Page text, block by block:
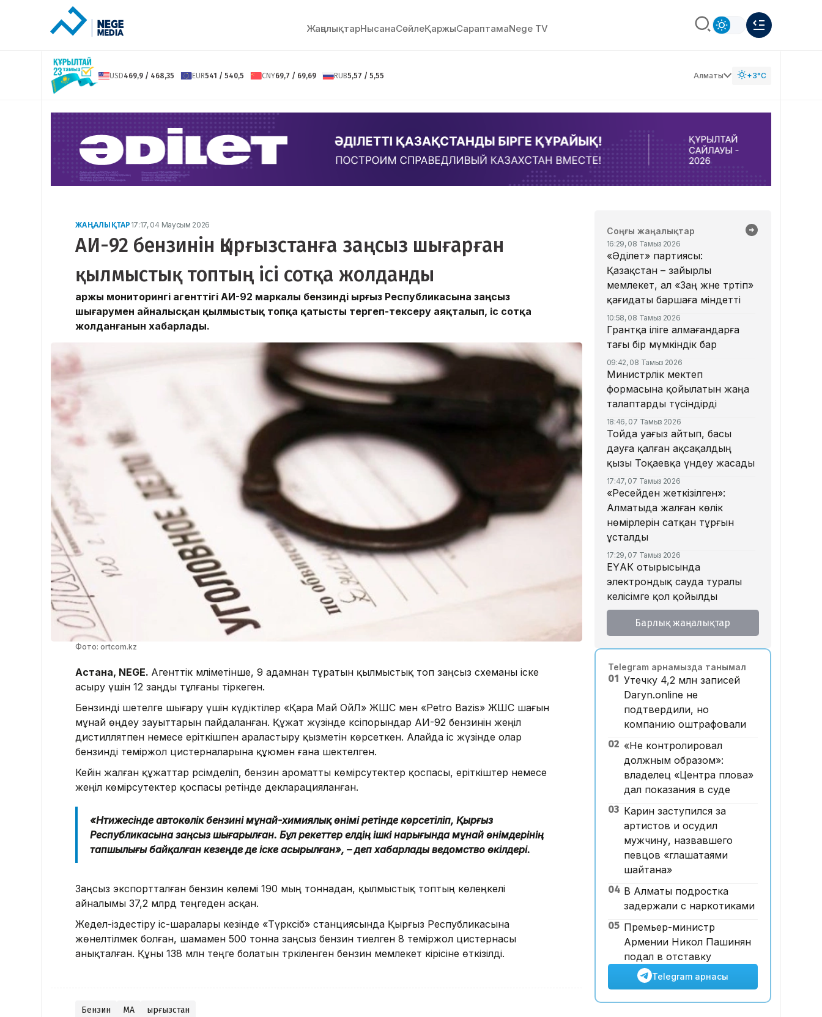
ЖаңалықтарНысанаСөйлeҚаржыСараптамаNege TV
USD469,9 / 468,35 EUR541 / 540,5 CNY69,7 / 69,69 RUB5,57 / 5,55 Алматы +3°C
ЖАҢАЛЫҚТАР 17:17, 04 Маусым 2026
АИ-92 бензинін Қырғызстанға заңсыз шығарған
қылмыстық топтың ісі сотқа жолданды
Қаржы мониторингі агенттігі АИ-92 маркалы бензинді Қырғыз Республикасына заңсыз
шығарумен айналысқан қылмыстық топқа қатысты тергеп-тексеру аяқталып, іс сотқа
жолданғанын хабарлады.
Фото: ortcom.kz
Астана, NEGE. Агенттік мәліметінше, 9 адамнан тұратын қылмыстық топ заңсыз схеманы іске
асыру үшін 12 заңды тұлғаны тіркеген.
Бензинді шетелге шығару үшін күдіктілер «Қара Май ОйЛ» ЖШС мен «Petro Bazis» ЖШС шағын
мұнай өңдеу зауыттарын пайдаланған. Құжат жүзінде кәсіпорындар АИ-92 бензинін жеңіл
дистиллятпен немесе еріткішпен араластыру қызметін көрсеткен. Алайда іс жүзінде олар
бензинді теміржол цистерналарына құюмен ғана шектелген.
Кейін жалған құжаттар рәсімделіп, бензин ароматты көмірсутектер қоспасы, еріткіштер немесе
жеңіл көмірсутектер қоспасы ретінде декларацияланған.
«Нәтижесінде автокөлік бензині мұнай-химиялық өнімі ретінде көрсетіліп, Қырғыз
Республикасына заңсыз шығарылған. Бұл әрекеттер елдің ішкі нарығында мұнай өнімдерінің
тапшылығы байқалған кезеңде де іске асырылған», – деп хабарлады ведомство өкілдері.
Заңсыз экспортталған бензин көлемі 190 мың тоннадан, қылмыстық топтың көлеңкелі
айналымы 37,2 млрд теңгеден асқан.
Жедел-іздестіру іс-шаралары кезінде «Түрксіб» станциясында Қырғыз Республикасына
жөнелтілмек болған, шамамен 500 тонна заңсыз бензин тиелген 8 теміржол цистернасы
анықталған. Құны 138 млн теңге болатын тәркіленген бензин мемлекет кірісіне өткізілді.
Бензин ҚМА Қырғызстан
Соңғы жаңалықтар
16:29, 08 Тамыз 2026
«Әділет» партиясы:
Қазақстан – зайырлы
мемлекет, ал «Заң және тәртіп»
қағидаты баршаға міндетті
10:58, 08 Тамыз 2026
Грантқа іліге алмағандарға
тағы бір мүмкіндік бар
09:42, 08 Тамыз 2026
Министрлік мектеп
формасына қойылатын жаңа
талаптарды түсіндірді
18:46, 07 Тамыз 2026
Тойда уағыз айтып, басы
дауға қалған ақсақалдың
қызы Тоқаевқа үндеу жасады
17:47, 07 Тамыз 2026
«Ресейден жеткізілген»:
Алматыда жалған көлік
нөмірлерін сатқан тұрғын
ұсталды
17:29, 07 Тамыз 2026
ЕҮАК отырысында
электрондық сауда туралы
келісімге қол қойылды
16:49, 07 Тамыз 2026
Алматыдағы «Байсат»
15:53, 07 Тамыз 2026
Қазақстанда аукцион өткізу
тәртібі өзгертілмек: кепілдік
жарна құны қымбаттайды
Мемлекеттік грант
иегерлерінің тізімі
жарияланды: 75 мыңнан
астам талапкер тегін білім
алады
14:45, 07 Тамыз 2026
Ұлттық валютаны инфляция
қарқынының баяулауы
қолдап отыр – сарапшылар
Барлық жаңалықтар
Telegram арнамызда танымал
01 Утечку 4,2 млн записей
Daryn.online не
подтвердили, но
компанию оштрафовали
02 «Не контролировал
должным образом»:
владелец «Центра плова»
дал показания в суде
03 Карин заступился за
артистов и осудил
мужчину, назвавшего
певцов «глашатаями
шайтана»
04 В Алматы подростка
задержали с наркотиками
05 Премьер-министр
Армении Никол Пашинян
подал в отставку
Telegram арнасы